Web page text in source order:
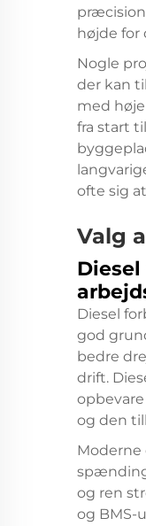
højde for
Nogle
der kan
med
fra start
ofte sig
Valg
Diesel
god
bedre
drift.
og den
og ren
og BMS-